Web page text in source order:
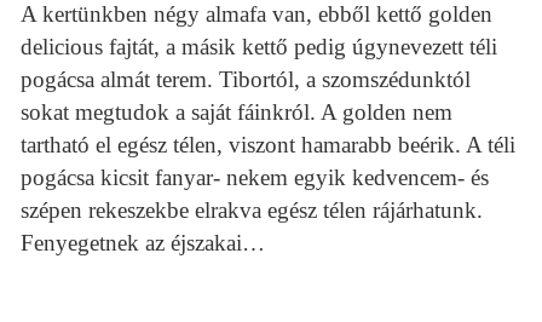
A kertünkben négy almafa van, ebből kettő golden
delicious fajtát, a másik kettő pedig úgynevezett téli
pogácsa almát terem. Tibortól, a szomszédunktól
sokat megtudok a saját fáinkról. A golden nem
tartható el egész télen, viszont hamarabb beérik. A téli
pogácsa kicsit fanyar- nekem egyik kedvencem- és
szépen rekeszekbe elrakva egész télen rájárhatunk.
Fenyegetnek az éjszakai…